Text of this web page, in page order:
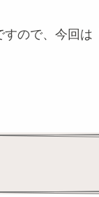
ので、今回は